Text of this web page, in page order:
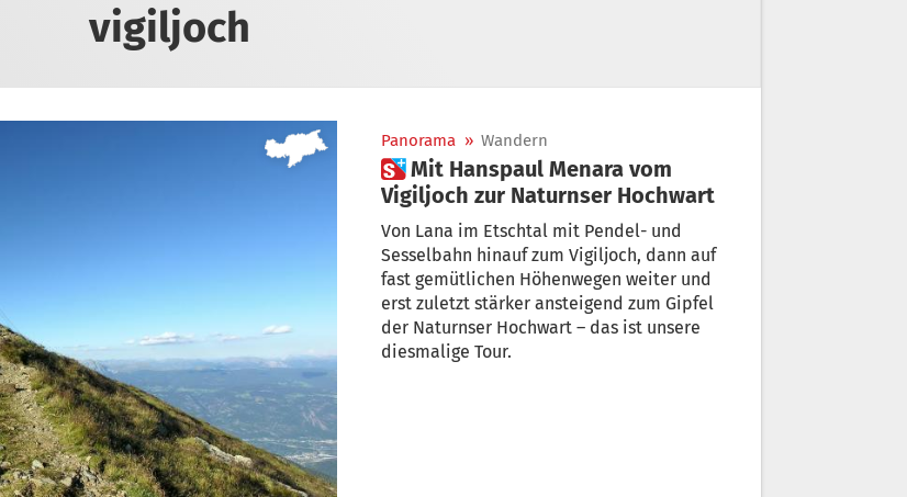
vigiljoch
Panorama » Wandern
 Mit Hanspaul Menara vom
Vigiljoch zur Naturnser Hochwart
Von Lana im Etschtal mit Pendel- und
Sesselbahn hinauf zum Vigiljoch, dann auf
fast gemütlichen Höhenwegen weiter und
erst zuletzt stärker ansteigend zum Gipfel
der Naturnser Hochwart – das ist unsere
diesmalige Tour.